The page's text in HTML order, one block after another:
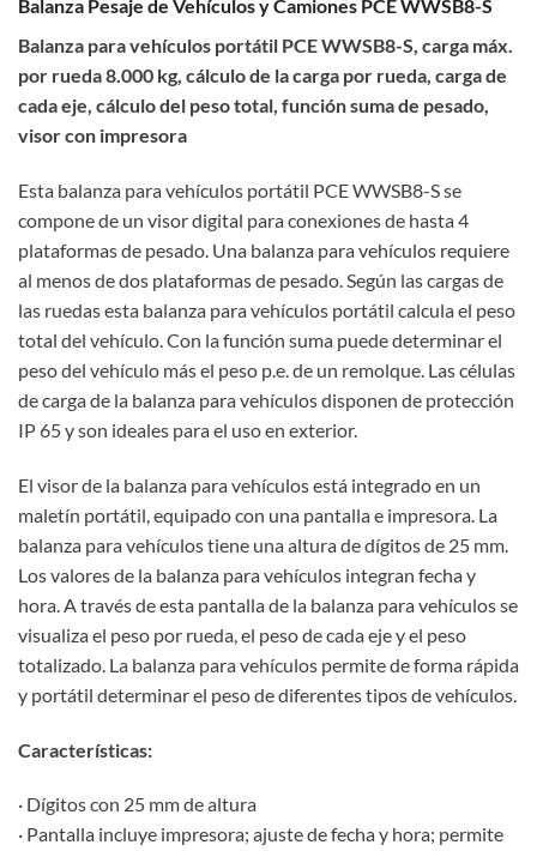
Balanza Pesaje de Vehículos y Camiones PCE WWSB8-S
Balanza para vehículos portátil PCE WWSB8-S, carga máx.
por rueda 8.000 kg, cálculo de la carga por rueda, carga de
cada eje, cálculo del peso total, función suma de pesado,
visor con impresora
Esta balanza para vehículos portátil PCE WWSB8-S se
compone de un visor digital para conexiones de hasta 4
plataformas de pesado. Una balanza para vehículos requiere
al menos de dos plataformas de pesado. Según las cargas de
las ruedas esta balanza para vehículos portátil calcula el peso
total del vehículo. Con la función suma puede determinar el
peso del vehículo más el peso p.e. de un remolque. Las células
de carga de la balanza para vehículos disponen de protección
IP 65 y son ideales para el uso en exterior.
El visor de la balanza para vehículos está integrado en un
maletín portátil, equipado con una pantalla e impresora. La
balanza para vehículos tiene una altura de dígitos de 25 mm.
Los valores de la balanza para vehículos integran fecha y
hora. A través de esta pantalla de la balanza para vehículos se
visualiza el peso por rueda, el peso de cada eje y el peso
totalizado. La balanza para vehículos permite de forma rápida
y portátil determinar el peso de diferentes tipos de vehículos.
Características:
· Dígitos con 25 mm de altura
· Pantalla incluye impresora; ajuste de fecha y hora; permite